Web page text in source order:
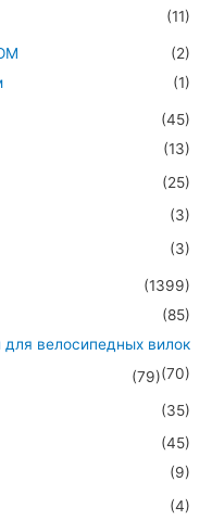
(11)
(2)
(1)
(45)
(13)
(25)
(3)
(3)
(1399)
(85)
велосипедных вилок
(70)
(79)
(35)
(45)
(9)
(4)